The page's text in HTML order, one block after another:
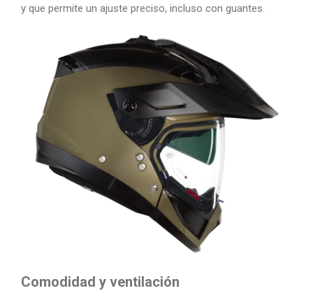
y que permite un ajuste preciso, incluso con guantes.
Comodidad y ventilación